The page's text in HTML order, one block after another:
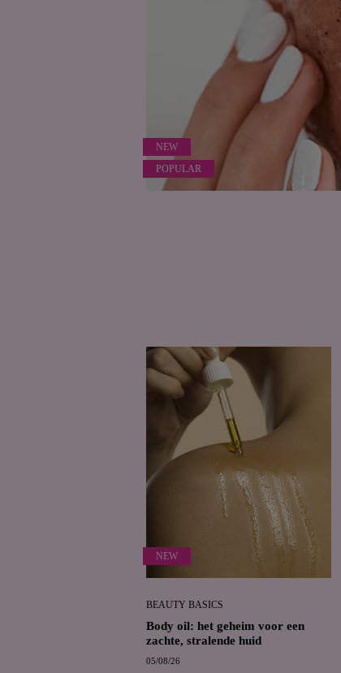
NEW
POPULAR
NEW
BEAUTY BASICS
Body oil: het geheim voor een
zachte, stralende huid
05/08/26